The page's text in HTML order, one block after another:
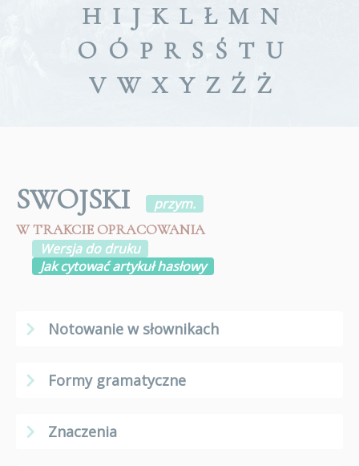
H I J K L Ł M N
O Ó P R S Ś T U
V W X Y Z Ź Ż
SWOJSKI
przym.
W TRAKCIE OPRACOWANIA
Wersja do druku
Jak cytować artykuł hasłowy
Notowanie w słownikach
Formy gramatyczne
Znaczenia